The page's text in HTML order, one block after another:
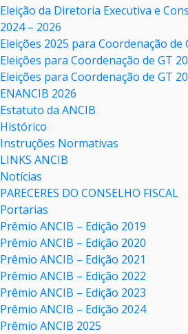
Eleição da Diretoria Executiva e
2024 – 2026
Eleições 2025 para Coordenação de
Eleições para Coordenação de GT
Eleições para Coordenação de GT
ENANCIB 2026
Estatuto da ANCIB
Histórico
Instruções Normativas
LINKS ANCIB
Notícias
PARECERES DO CONSELHO FISCAL
Portarias
Prêmio ANCIB – Edição 2019
Prêmio ANCIB – Edição 2020
Prêmio ANCIB – Edição 2021
Prêmio ANCIB – Edição 2022
Prêmio ANCIB – Edição 2023
Prêmio ANCIB – Edição 2024
Prêmio ANCIB 2025